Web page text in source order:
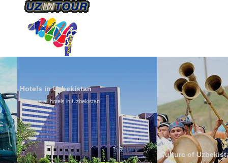
Hotels in Uzbekistan
We have all hotels in Uzbekistan
Culture of Uzbekistan